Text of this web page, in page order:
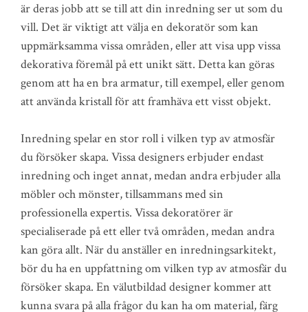
är deras jobb att se till att din inredning ser ut som du
vill. Det är viktigt att välja en dekoratör som kan
uppmärksamma vissa områden, eller att visa upp vissa
dekorativa föremål på ett unikt sätt. Detta kan göras
genom att ha en bra armatur, till exempel, eller genom
att använda kristall för att framhäva ett visst objekt.
Inredning spelar en stor roll i vilken typ av atmosfär
du försöker skapa. Vissa designers erbjuder endast
inredning och inget annat, medan andra erbjuder alla
möbler och mönster, tillsammans med sin
professionella expertis. Vissa dekoratörer är
specialiserade på ett eller två områden, medan andra
kan göra allt. När du anställer en inredningsarkitekt,
bör du ha en uppfattning om vilken typ av atmosfär du
försöker skapa. En välutbildad designer kommer att
kunna svara på alla frågor du kan ha om material, färg